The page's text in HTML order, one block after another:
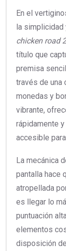
En el
la simplicidad
chicken road 2
título que
premisa
través de una
monedas y
vibrante,
rápidamente
accesible
La mecánica
pantalla hace
atropellada
es llegar lo
puntuación
elementos
disposición